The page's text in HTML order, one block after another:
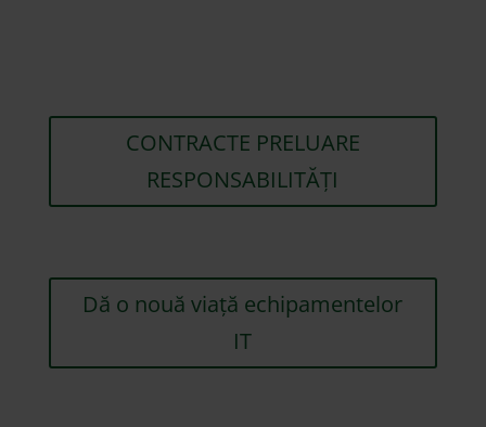
CONTRACTE PRELUARE
RESPONSABILITĂȚI
Dă o nouă viață echipamentelor
IT